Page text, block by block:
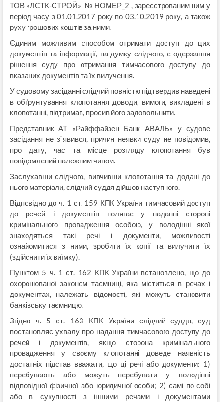
ТОВ «ЛСТК-СТРОЙ»: № НОМЕР_2 , зареєстрованим ним у
період часу з 01.01.2017 року по 03.10.2019 року, а також
руху грошових коштів за ними.
Єдиним можливим способом отримати доступ до цих
документів та інформації, на думку слідчого, є одержання
рішення суду про отримання тимчасового доступу до
вказаних документів та їх вилучення.
У судовому засіданні слідчий повністю підтвердив наведені
в обґрунтування клопотання доводи, вимоги, викладені в
клопотанні, підтримав, просив його задовольнити.
Представник АТ «Райффайзен Банк АВАЛЬ» у судове
засідання не з`явився, причин неявки суду не повідомив,
про дату, час та місце розгляду клопотання був
повідомлений належним чином.
Заслухавши слідчого, вивчивши клопотання та додані до
нього матеріали, слідчий суддя дійшов наступного.
Відповідно до ч. 1 ст. 159 КПК України тимчасовий доступ
до речей і документів полягає у наданні стороні
кримінального провадження особою, у володінні якої
знаходяться такі речі і документи, можливості
ознайомитися з ними, зробити їх копії та вилучити їх
(здійснити їх виїмку).
Пунктом 5 ч. 1 ст. 162 КПК України встановлено, що до
охоронюваної законом таємниці, яка міститься в речах і
документах, належать відомості, які можуть становити
банківську таємницю.
Згідно ч. 5 ст. 163 КПК України слідчий суддя, суд
постановляє ухвалу про надання тимчасового доступу до
речей і документів, якщо сторона кримінального
провадження у своєму клопотанні доведе наявність
достатніх підстав вважати, що ці речі або документи: 1)
перебувають або можуть перебувати у володінні
відповідної фізичної або юридичної особи; 2) самі по собі
або в сукупності з іншими речами і документами